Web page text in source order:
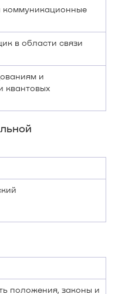
в области связи
и
квантовых
положения, законы и